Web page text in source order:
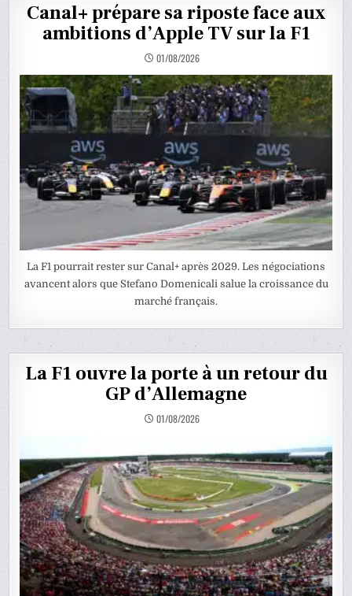
Canal+ prépare sa riposte face aux
ambitions d’Apple TV sur la F1
01/08/2026
La F1 pourrait rester sur Canal+ après 2029. Les négociations
avancent alors que Stefano Domenicali salue la croissance du
marché français.
La F1 ouvre la porte à un retour du
GP d’Allemagne
01/08/2026